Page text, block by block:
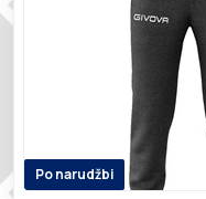
Po narudžbi